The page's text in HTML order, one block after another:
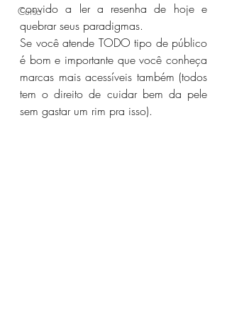
Curso
convido a ler a resenha de hoje e
quebrar seus paradigmas.
Se você atende TODO tipo de público
é bom e importante que você conheça
marcas mais acessíveis também (todos
tem o direito de cuidar bem da pele
sem gastar um rim pra isso).